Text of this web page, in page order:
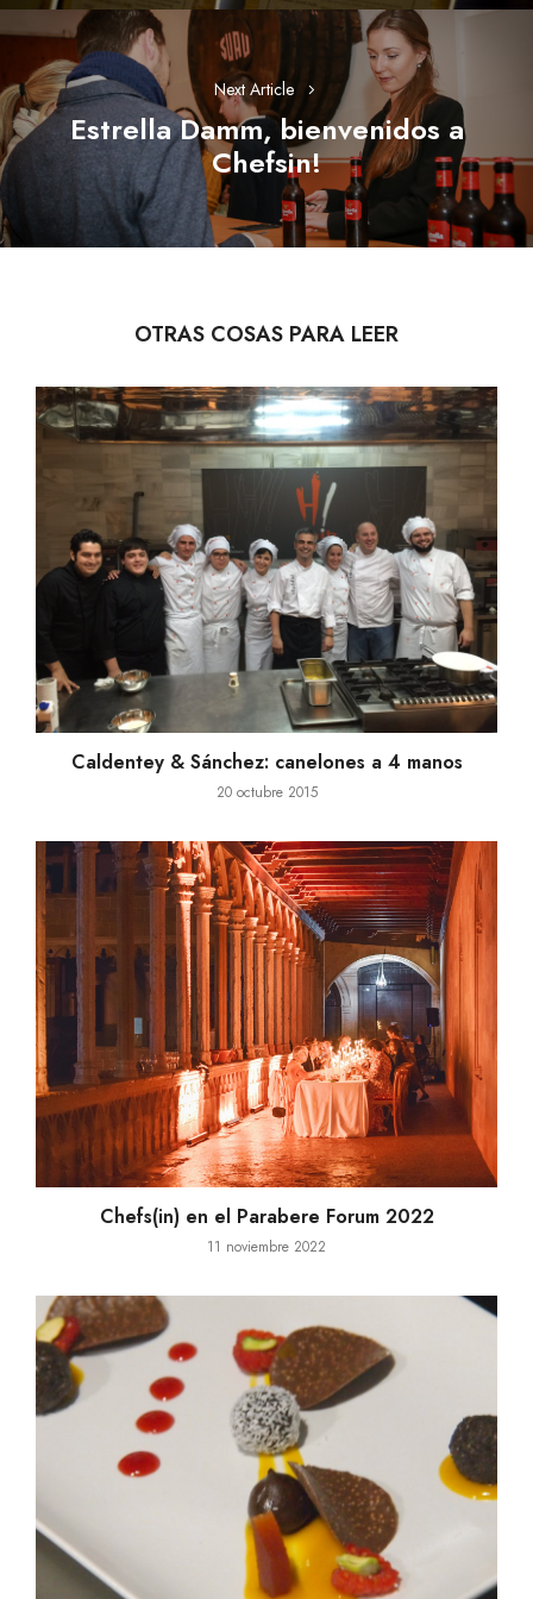
Next Article
Next
post:
Estrella Damm, bienvenidos a
Chefsin!
OTRAS COSAS PARA LEER
Caldentey & Sánchez: canelones a 4 manos
Chefs(in) en el Parabere Forum 2022